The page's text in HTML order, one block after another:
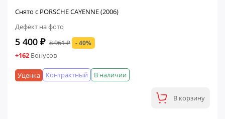
Снято с PORSCHE CAYENNE (2006)
Дефект на фото
5 400 ₽ 8 961 ₽ - 40%
+162 Бонусов
В наличии
Контрактный
Уценка
В корзину